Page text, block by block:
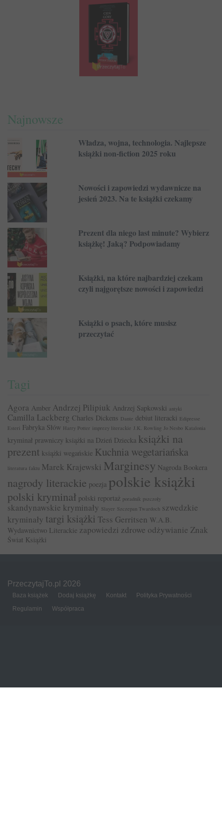
Najnowsze
Władza, wojna, technologia. Najlepsze
książki non-fiction 2025 roku
Nowości i zapowiedzi wydawnicze na
jesień 2023. Na te książki czekamy
Prezent dla niego last minute? Wybierz
książkę! Jaką? Podpowiadamy
Książki, na które najbardziej czekam
czyli najgorętsze nowości i zapowiedzi
Książki o psach, które musisz
przeczytać
Tagi
Agora Amber Andrzej Pilipiuk Andrzej Sapkowski antyki
Camilla Lackberg Charles Dickens Dante debiut literacki Edipresse
Esteri Fabryka Słów Harry Potter imprezy literackie J.K. Rowling Jo Nesbo Katalonia
kryminał prawniczy książki na Dzień Dziecka książki na
prezent książki wegańskie Kuchnia wegetariańska
literatura faktu Marek Krajewski Marginesy Nagroda Bookera
nagrody literackie poezja polskie książki
polski kryminał polski reportaż poradnik pszczoły
skandynawskie kryminały Slayer Szczepan Twardoch szwedzkie
kryminały targi książki Tess Gerritsen W.A.B.
Wydawnictwo Literackie zapowiedzi zdrowe odżywianie Znak
Świat Książki
PrzeczytajTo.pl 2026
Baza książek Dodaj książkę Kontakt
Polityka Prywatności
Regulamin
Współpraca